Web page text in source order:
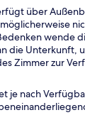
über
wende
die Unterkunft,
Zimmer zur
je nach